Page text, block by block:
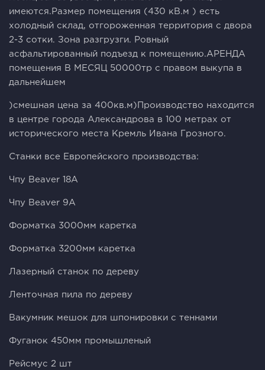
имеются.Размер помещения (430 кВ.м ) есть
холодный склад, отгороженная территория с двора
2-3 сотки. Зона разгрузги. Ровный
асфальтированный подъезд к помещению.АРЕНДА
помещения В МЕСЯЦ 50000тр с правом выкупа в
дальнейшем
)смешная цена за 400кв.м)Производство находится
в центре города Александрова в 100 метрах от
исторического места Кремль Ивана Грозного.
Станки все Европейского производства:
Чпу Beaver 18A
Чпу Beaver 9A
Форматка 3000мм каретка
Форматка 3200мм каретка
Лазерный станок по дереву
Ленточная пила по дереву
Вакумник мешок для шпонировки с теннами
Фуганок 450мм промышленый
Рейсмус 2 шт